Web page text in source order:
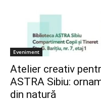
Eveniment
Atelier creativ
ASTRA Sibiu:
din natură